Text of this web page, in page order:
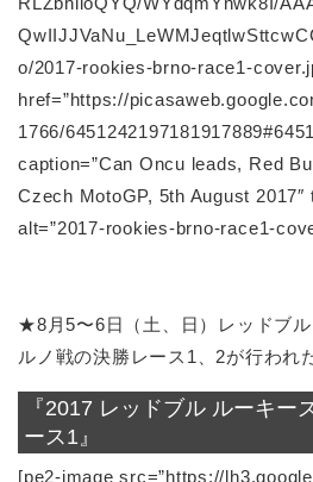
o/2017-rookies-brno-race1-
href=”https://
1766/
caption=”Can Oncu leads, Red
Czech MotoGP, 5th August 2017″
alt=”2017-rookies-brno-race1-
★8月5〜6日（土、日）レッドブ
ルノ戦の決勝レース1、2が行われ
『2017 レッドブル ルーキー
ース1』
[pe2-image src=”https://